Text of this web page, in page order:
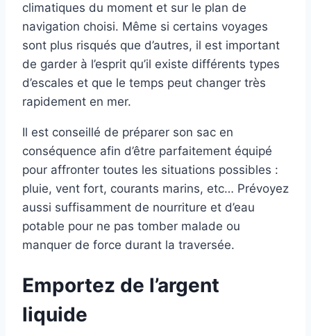
climatiques du moment et sur le plan de
navigation choisi. Même si certains voyages
sont plus risqués que d’autres, il est important
de garder à l’esprit qu’il existe différents types
d’escales et que le temps peut changer très
rapidement en mer.
Il est conseillé de préparer son sac en
conséquence afin d’être parfaitement équipé
pour affronter toutes les situations possibles :
pluie, vent fort, courants marins, etc… Prévoyez
aussi suffisamment de nourriture et d’eau
potable pour ne pas tomber malade ou
manquer de force durant la traversée.
Emportez de l’argent
liquide